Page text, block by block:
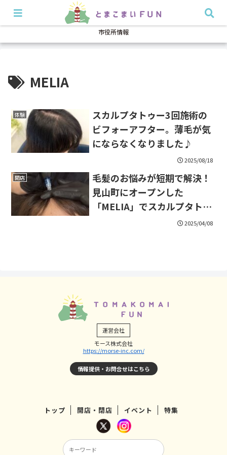
開店・閉店 イベント グルメ 特集 耳より
市役所情報
MELIA
体験
スカルプタトゥー3回施術の
ビフォーアフター。薄毛が気
にならなくなりました♪
2025/08/18
開店
毛髪のお悩みが短期で解決！
見山町にオープンした
「MELIA」でスカルプタトゥ
ーを体験してきました。2025/04/08
運営会社
モース株式会社
https://morse-inc.com/
情報提供・お問合せはこちら
トップ 開店・閉店 イベント 特集